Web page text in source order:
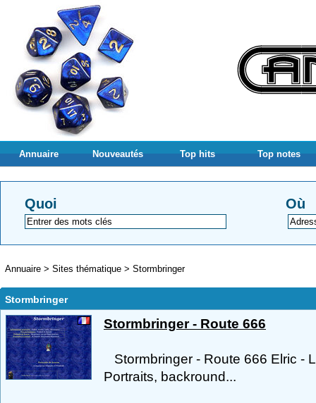
Annuaire Nouveautés Top hits Top notes
Quoi Où
Annuaire > Sites thématique > Stormbringer
Stormbringer
Stormbringer - Route 666
Stormbringer - Route 666 Elric -
Portraits, backround...